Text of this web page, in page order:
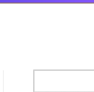
Search